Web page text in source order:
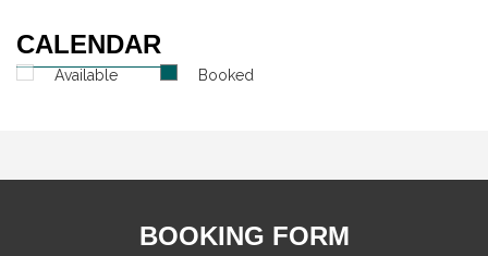
CALENDAR
Available Booked
BOOKING FORM